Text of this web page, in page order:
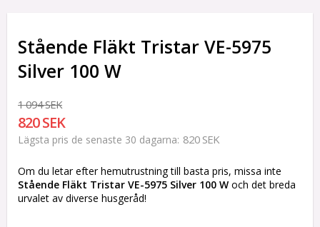
Stående Fläkt Tristar VE-5975
Silver 100 W
1 094 SEK
820 SEK
Lägsta pris de senaste 30 dagarna 820 SEK
Om du letar efter hemutrustning till basta pris, missa inte
Stående Fläkt Tristar VE-5975 Silver 100 W och det breda
urvalet av diverse husgeråd!